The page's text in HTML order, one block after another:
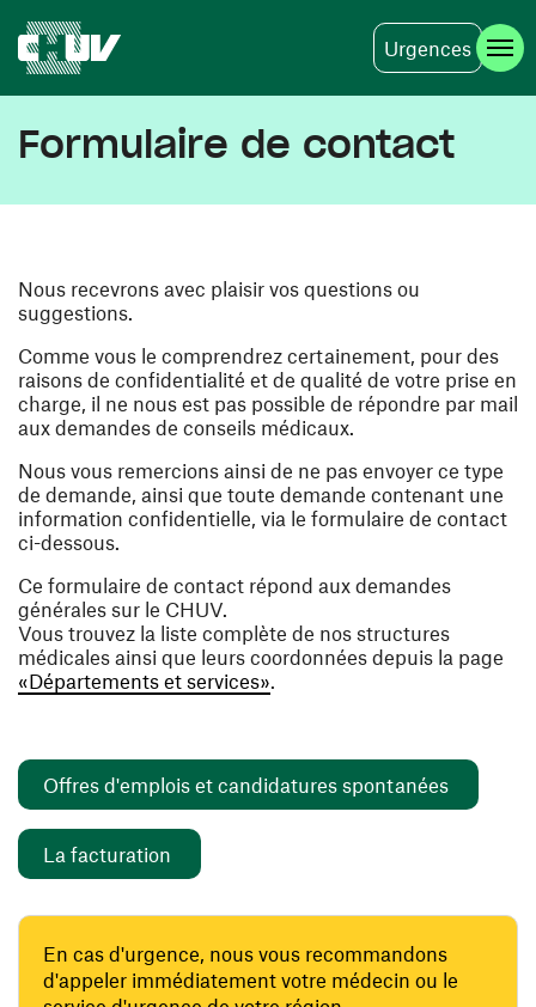
Urgences
Formulaire de contact
Nous recevrons avec plaisir vos questions ou
suggestions.
Comme vous le comprendrez certainement, pour des
raisons de confidentialité et de qualité de votre prise en
charge, il ne nous est pas possible de répondre par mail
aux demandes de conseils médicaux.
Nous vous remercions ainsi de ne pas envoyer ce type
de demande, ainsi que toute demande contenant une
information confidentielle, via le formulaire de contact
ci-dessous.
Ce formulaire de contact répond aux demandes
générales sur le CHUV.
Vous trouvez la liste complète de nos structures
médicales ainsi que leurs coordonnées depuis la page
«Départements et services».
Offres d'emplois et candidatures spontanées
La facturation
En cas d'urgence, nous vous recommandons
d'appeler immédiatement votre médecin ou le